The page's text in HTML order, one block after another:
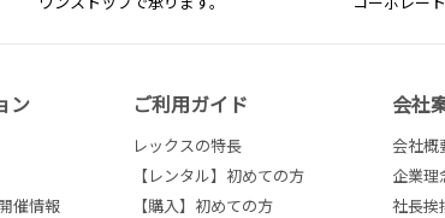
ン
催情報
ご利用ガイド
レックスの特長
【レンタル】初めての方
【購入】初めての方
会社
会社概
企業理
社長挨